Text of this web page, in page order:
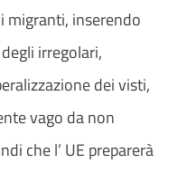
migranti, inserendo
irregolari,
dei visti,
vago da non
che l’ UE preparerà